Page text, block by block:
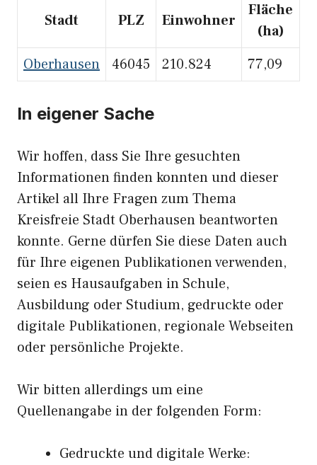
Stadt PLZ Einwohner
Fläche
(ha)
Oberhausen
46045 210.824 77,09
In eigener Sache
Wir hoffen, dass Sie Ihre gesuchten
Informationen finden konnten und dieser
Artikel all Ihre Fragen zum Thema
Kreisfreie Stadt Oberhausen beantworten
konnte. Gerne dürfen Sie diese Daten auch
für Ihre eigenen Publikationen verwenden,
seien es Hausaufgaben in Schule,
Ausbildung oder Studium, gedruckte oder
digitale Publikationen, regionale Webseiten
oder persönliche Projekte.
Wir bitten allerdings um eine
Quellenangabe in der folgenden Form:
Gedruckte und digitale Werke: